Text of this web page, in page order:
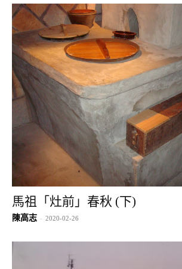
馬祖「灶前」春秋 (下)
陳高志 - 2020-02-26